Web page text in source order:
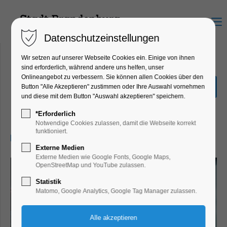
Menu
Oxana - Mein Leben für
Freiheit
Kino
Datenschutzeinstellungen
Wir setzen auf unserer Webseite Cookies ein. Einige von ihnen
sind erforderlich, während andere uns helfen, unser
Onlineangebot zu verbessern. Sie können allen Cookies über den
Button "Alle Akzeptieren" zustimmen oder Ihre Auswahl vornehmen
und diese mit dem Button "Auswahl akzeptieren" speichern.
*Erforderlich
Notwendige Cookies zulassen, damit die Webseite korrekt
funktioniert.
Externe Medien
Externe Medien wie Google Fonts, Google Maps,
OpenStreetMap und YouTube zulassen.
Statistik
Matomo, Google Analytics, Google Tag Manager zulassen.